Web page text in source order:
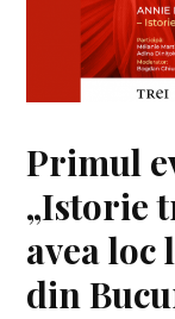
Primul
„Istorie
avea
din